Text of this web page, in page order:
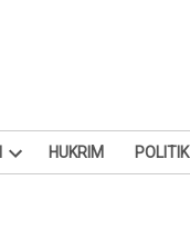
Open
HUKRIM POLITIK